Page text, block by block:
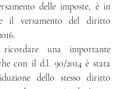
delle imposte, è in
il versamento del diritto
una importante
con il d.l. 90/2014 è stata
dello stesso diritto